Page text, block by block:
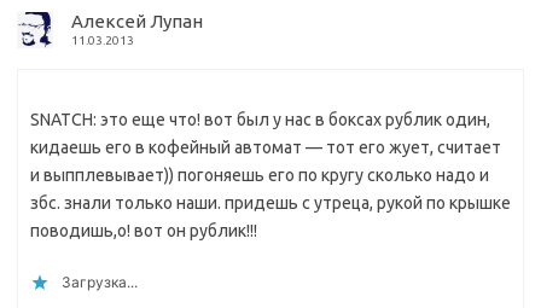
Алексей Лупан
11.03.2013
SNATCH: это еще что! вот был у нас в боксах рублик один,
кидаешь его в кофейный автомат — тот его жует, считает
и выпплевывает)) погоняешь его по кругу сколько надо и
збс. знали только наши. придешь с утреца, рукой по крышке
поводишь,о! вот он рублик!!!
Загрузка...